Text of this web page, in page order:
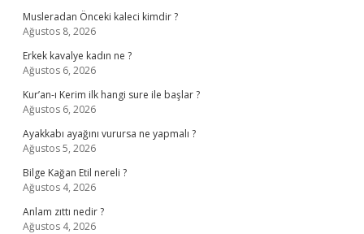
Musleradan Önceki kaleci kimdir ?
Ağustos 8, 2026
Erkek kavalye kadın ne ?
Ağustos 6, 2026
Kur’an-ı Kerim ilk hangi sure ile başlar ?
Ağustos 6, 2026
Ayakkabı ayağını vurursa ne yapmalı ?
Ağustos 5, 2026
Bilge Kağan Etil nereli ?
Ağustos 4, 2026
Anlam zıttı nedir ?
Ağustos 4, 2026